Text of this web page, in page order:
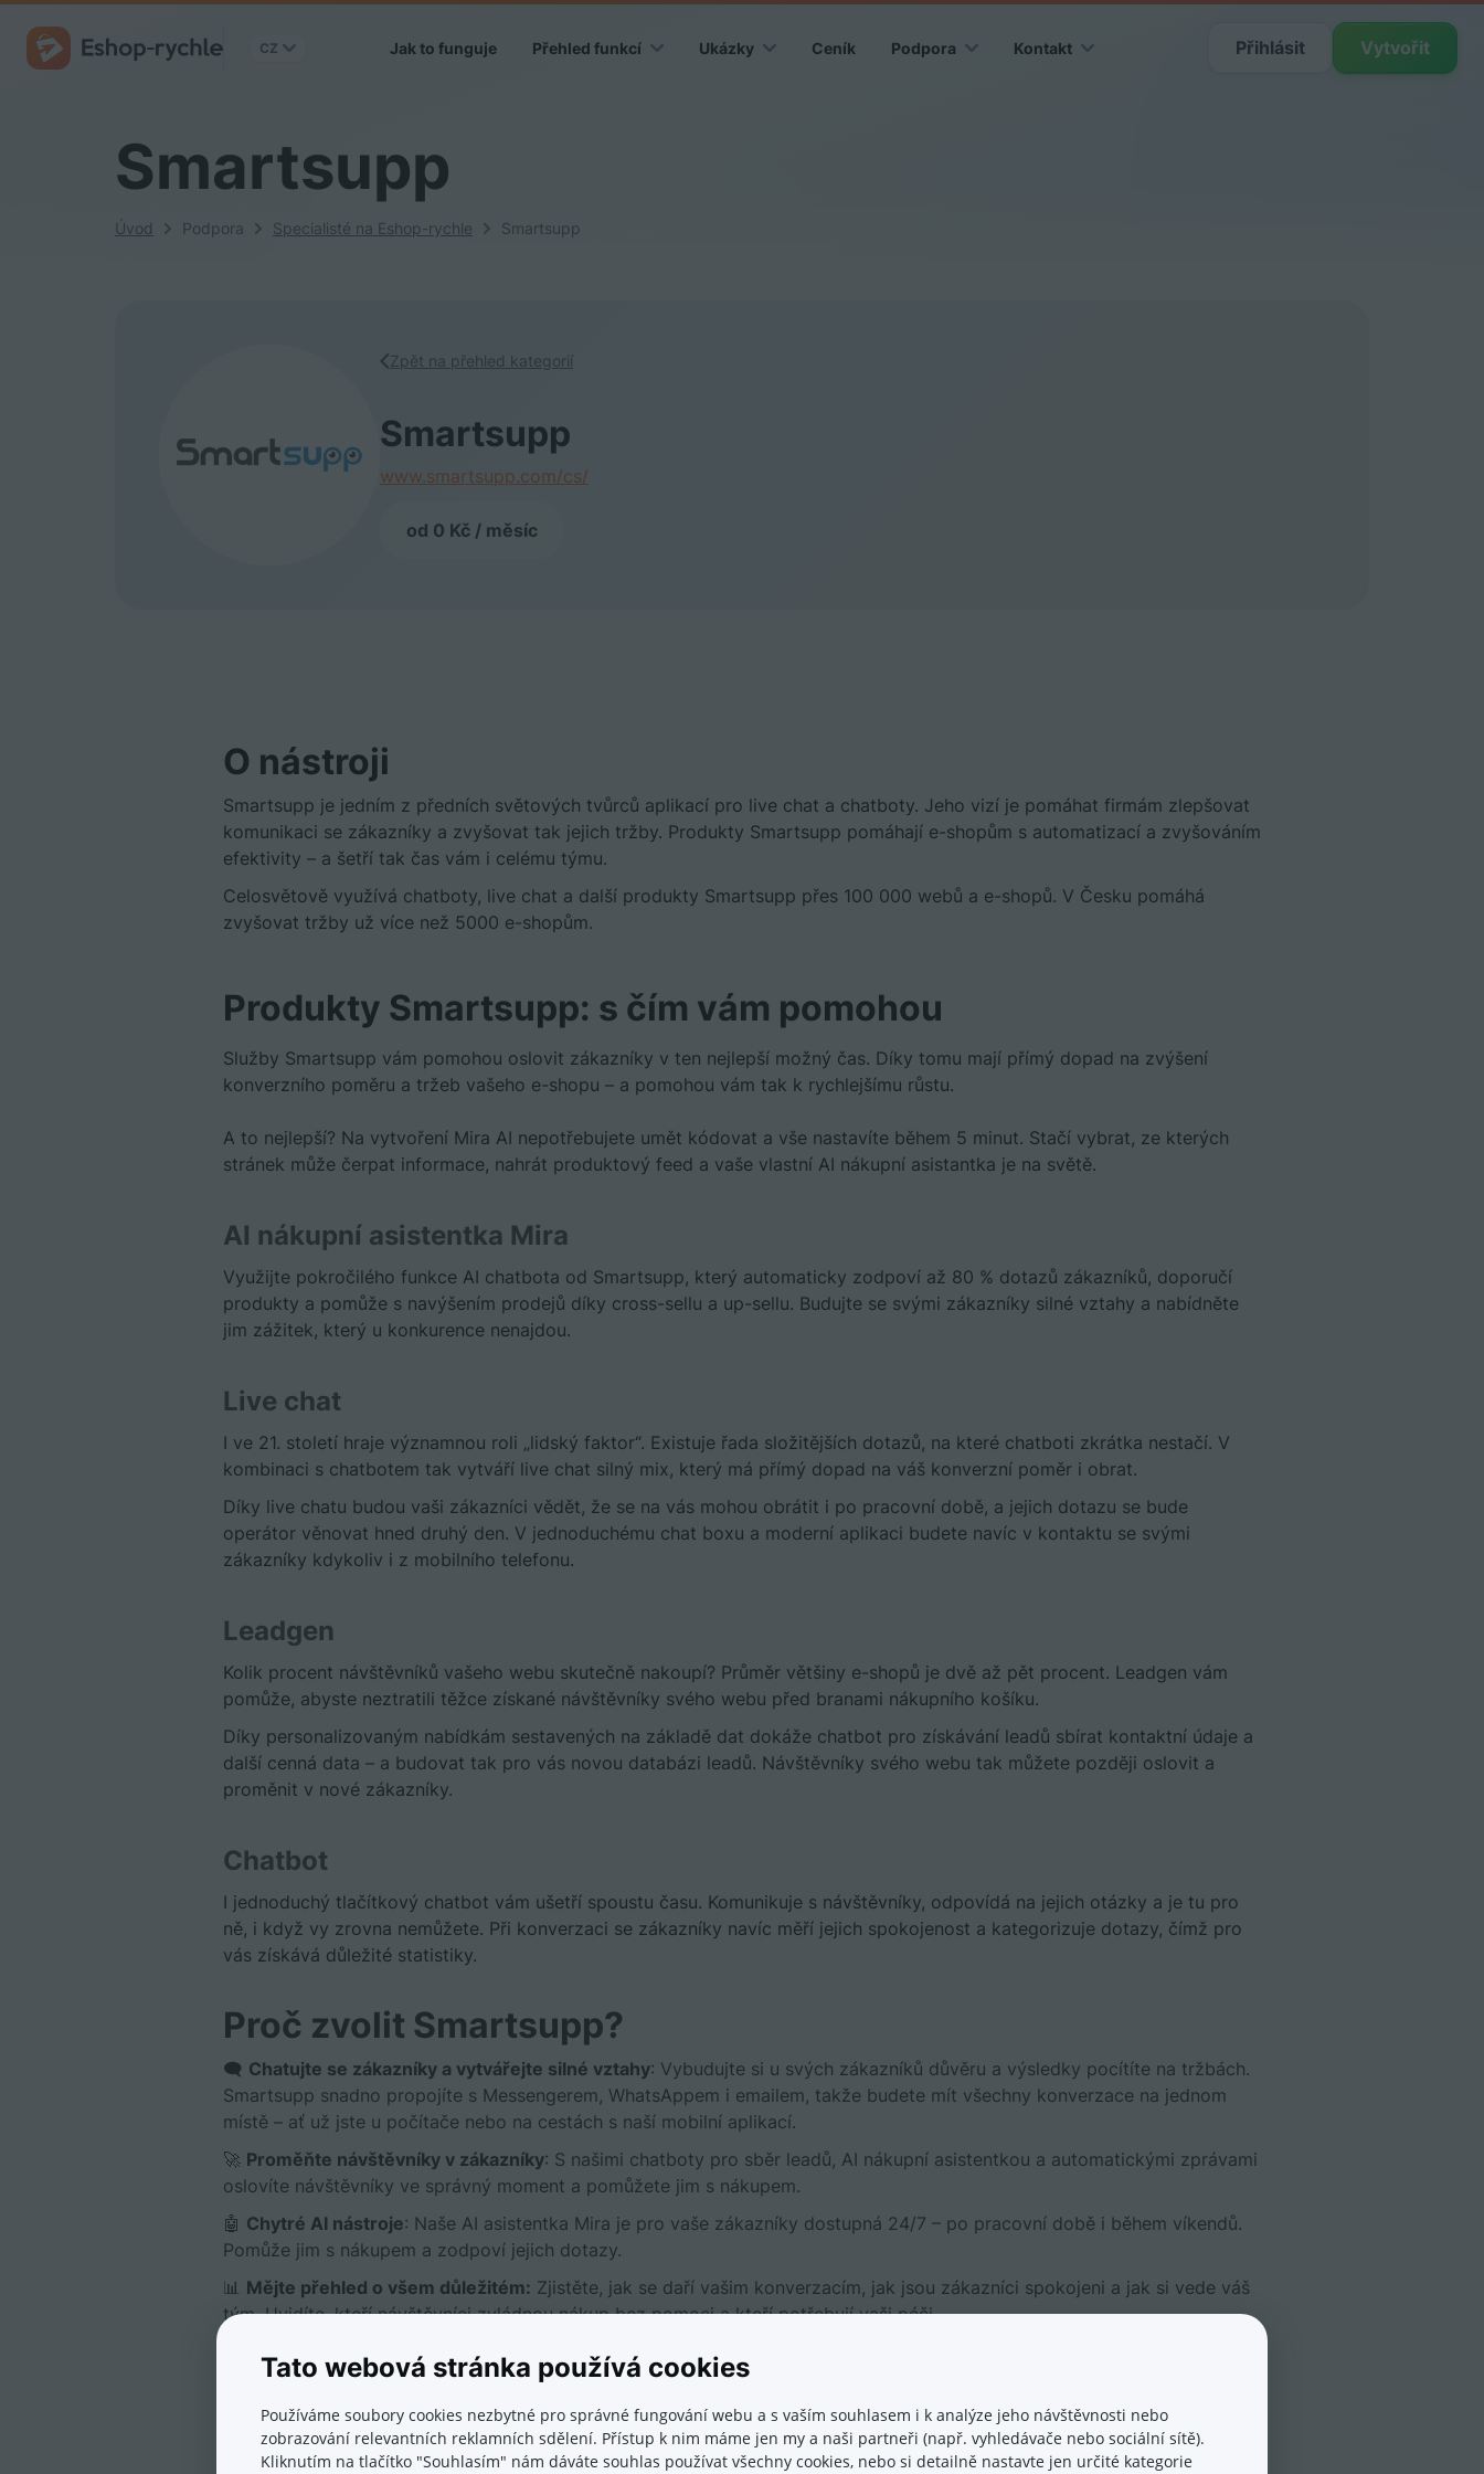
CZ Jak to funguje Přehled funkcí Ukázky Ceník Podpora Kontakt Přihlásit Vytvořit
Smartsupp
Úvod Podpora Specialisté na Eshop-rychle Smartsupp
Zpět na přehled kategorií
Smartsupp
www.smartsupp.com/cs/
od 0 Kč / měsíc
O nástroji
Smartsupp je jedním z předních světových tvůrců aplikací pro live chat a chatboty. Jeho vizí je pomáhat firmám zlepšovat
komunikaci se zákazníky a zvyšovat tak jejich tržby. Produkty Smartsupp pomáhají e-shopům s automatizací a zvyšováním
efektivity –⁠ a šetří tak čas vám i celému týmu.
Celosvětově využívá chatboty, live chat a další produkty Smartsupp přes 100 000 webů a e-shopů. V Česku pomáhá
zvyšovat tržby už více než 5000 e-shopům.
Produkty Smartsupp: s čím vám pomohou
Služby Smartsupp vám pomohou oslovit zákazníky v ten nejlepší možný čas. Díky tomu mají přímý dopad na zvýšení
konverzního poměru a tržeb vašeho e-shopu –⁠ a pomohou vám tak k rychlejšímu růstu.
A to nejlepší? Na vytvoření Mira AI nepotřebujete umět kódovat a vše nastavíte během 5 minut. Stačí vybrat, ze kterých
stránek může čerpat informace, nahrát produktový feed a vaše vlastní AI nákupní asistantka je na světě.
AI nákupní asistentka Mira
Využijte pokročilého funkce AI chatbota od Smartsupp, který automaticky zodpoví až 80 % dotazů zákazníků, doporučí
produkty a pomůže s navýšením prodejů díky cross-sellu a up-sellu. Budujte se svými zákazníky silné vztahy a nabídněte
jim zážitek, který u konkurence nenajdou.
Live chat
I ve 21. století hraje významnou roli „lidský faktor“. Existuje řada složitějších dotazů, na které chatboti zkrátka nestačí. V
kombinaci s chatbotem tak vytváří live chat silný mix, který má přímý dopad na váš konverzní poměr i obrat.
Díky live chatu budou vaši zákazníci vědět, že se na vás mohou obrátit i po pracovní době, a jejich dotazu se bude
operátor věnovat hned druhý den. V jednoduchému chat boxu a moderní aplikaci budete navíc v kontaktu se svými
zákazníky kdykoliv i z mobilního telefonu.
Leadgen
Kolik procent návštěvníků vašeho webu skutečně nakoupí? Průměr většiny e-shopů je dvě až pět procent. Leadgen vám
pomůže, abyste neztratili těžce získané návštěvníky svého webu před branami nákupního košíku.
Díky personalizovaným nabídkám sestavených na základě dat dokáže chatbot pro získávání leadů sbírat kontaktní údaje a
další cenná data – a budovat tak pro vás novou databázi leadů. Návštěvníky svého webu tak můžete později oslovit a
proměnit v nové zákazníky.
Chatbot
I jednoduchý tlačítkový chatbot vám ušetří spoustu času. Komunikuje s návštěvníky, odpovídá na jejich otázky a je tu pro
ně, i když vy zrovna nemůžete. Při konverzaci se zákazníky navíc měří jejich spokojenost a kategorizuje dotazy, čímž pro
vás získává důležité statistiky.
Proč zvolit Smartsupp?
🗨️ Chatujte se zákazníky a vytvářejte silné vztahy: Vybudujte si u svých zákazníků důvěru a výsledky pocítíte na tržbách.
Smartsupp snadno propojíte s Messengerem, WhatsAppem i emailem, takže budete mít všechny konverzace na jednom
místě – ať už jste u počítače nebo na cestách s naší mobilní aplikací.
🚀 Proměňte návštěvníky v zákazníky: S našimi chatboty pro sběr leadů, AI nákupní asistentkou a automatickými zprávami
oslovíte návštěvníky ve správný moment a pomůžete jim s nákupem.
🤖 Chytré AI nástroje: Naše AI asistentka Mira je pro vaše zákazníky dostupná 24/7 – po pracovní době i během víkendů.
Pomůže jim s nákupem a zodpoví jejich dotazy.
📊 Mějte přehled o všem důležitém: Zjistěte, jak se daří vašim konverzacím, jak jsou zákazníci spokojeni a jak si vede váš
tým. Uvidíte, kteří návštěvníci zvládnou nákup bez pomoci a kteří potřebují vaši péči.
🔐 V souladu s GDPR:
Vaše údaje bezpečně uchováváme v Evropské unii a dodržujeme veškerá pravidla pro ochranu
osobních údajů.
Co říkají zákazníci Smartsupp?
Tato webová stránka používá cookies
Používáme soubory cookies nezbytné pro správné fungování webu a s vaším souhlasem i k analýze jeho návštěvnosti nebo
zobrazování relevantních reklamních sdělení. Přístup k nim máme jen my a naši partneři (např. vyhledávače nebo sociální sítě).
Kliknutím na tlačítko "Souhlasím" nám dáváte souhlas používat všechny cookies, nebo si detailně nastavte jen určité kategorie